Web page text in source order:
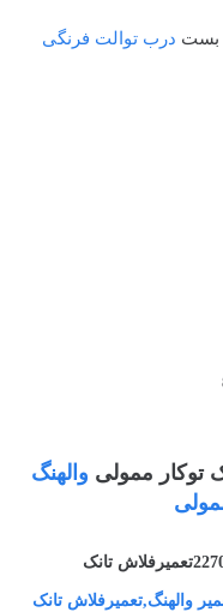
بست درب توالت فرنگی
توکار ممولی والهنگ
خدمات فنی مهندسی مرادی22708974تعمیرفلاش تانک
والهنگ,تعمیرفلاش تانک